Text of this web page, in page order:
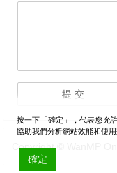
Copyright © WanMP
按一下「確定」，代表您允
協助我們分析網站效能和使用
確定